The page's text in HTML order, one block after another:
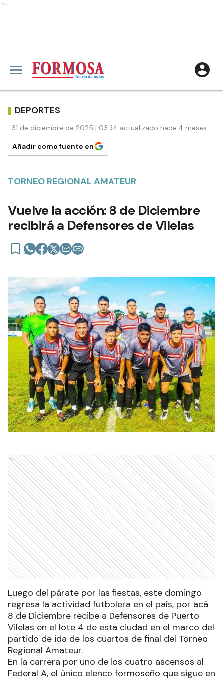
Ads
DEPORTES
31 de diciembre de 2025 | 03:34 actualizado hace 4 meses
Añadir como fuente en
TORNEO REGIONAL AMATEUR
Vuelve la acción: 8 de Diciembre
recibirá a Defensores de Vilelas
Ads
Luego del párate por las fiestas, este domingo
regresa la actividad futbolera en el país, por acá
8 de Diciembre recibe a Defensores de Puerto
Vilelas en el lote 4 de esta ciudad en el marco del
partido de ida de los cuartos de final del Torneo
Regional Amateur.
En la carrera por uno de los cuatro ascensos al
Federal A, el único elenco formoseño que sigue en